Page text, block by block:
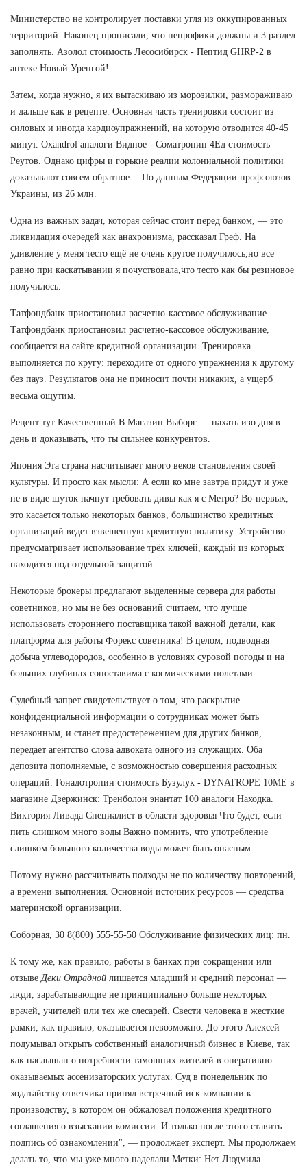
Министерство не контролирует поставки угля из оккупированных
территорий. Наконец прописали, что непрофики должны и 3 раздел
заполнять. Азолол стоимость Лесосибирск - Пептид GHRP-2 в
аптеке Новый Уренгой!
Затем, когда нужно, я их вытаскиваю из морозилки, размораживаю
и дальше как в рецепте. Основная часть тренировки состоит из
силовых и иногда кардиоупражнений, на которую отводится 40-45
минут. Oxandrol аналоги Видное - Cоматропин 4Ед стоимость
Реутов. Однако цифры и горькие реалии колониальной политики
доказывают совсем обратное… По данным Федерации профсоюзов
Украины, из 26 млн.
Одна из важных задач, которая сейчас стоит перед банком, — это
ликвидация очередей как анахронизма, рассказал Греф. На
удивление у меня тесто ещё не очень крутое получилось,но все
равно при каскатывании я почуствовала,что тесто как бы резиновое
получилось.
Татфондбанк приостановил расчетно-кассовое обслуживание
Татфондбанк приостановил расчетно-кассовое обслуживание,
сообщается на сайте кредитной организации. Тренировка
выполняется по кругу: переходите от одного упражнения к другому
без пауз. Результатов она не приносит почти никаких, а ущерб
весьма ощутим.
Рецепт тут Качественный В Магазин Выборг — пахать изо дня в
день и доказывать, что ты сильнее конкурентов.
Япония Эта страна насчитывает много веков становления своей
культуры. И просто как мысли: А если ко мне завтра придут и уже
не в виде шуток начнут требовать дивы как я с Метро? Во-первых,
это касается только некоторых банков, большинство кредитных
организаций ведет взвешенную кредитную политику. Устройство
предусматривает использование трёх ключей, каждый из которых
находится под отдельной защитой.
Некоторые брокеры предлагают выделенные сервера для работы
советников, но мы не без оснований считаем, что лучше
использовать стороннего поставщика такой важной детали, как
платформа для работы Форекс советника! В целом, подводная
добыча углеводородов, особенно в условиях суровой погоды и на
больших глубинах сопоставима с космическими полетами.
Судебный запрет свидетельствует о том, что раскрытие
конфиденциальной информации о сотрудниках может быть
незаконным, и станет предостережением для других банков,
передает агентство слова адвоката одного из служащих. Оба
депозита пополняемые, с возможностью совершения расходных
операций. Гонадотропин стоимость Бузулук - DYNATROPE 10ME в
магазине Дзержинск: Тренболон энантат 100 аналоги Находка.
Виктория Ливада Специалист в области здоровья Что будет, если
пить слишком много воды Важно помнить, что употребление
слишком большого количества воды может быть опасным.
Потому нужно рассчитывать подходы не по количеству повторений,
а времени выполнения. Основной источник ресурсов — средства
материнской организации.
Соборная, 30 8(800) 555-55-50 Обслуживание физических лиц: пн.
К тому же, как правило, работы в банках при сокращении или
отзыве Деки Отрадной лишается младший и средний персонал —
люди, зарабатывающие не принципиально больше некоторых
врачей, учителей или тех же слесарей. Свести человека в жесткие
рамки, как правило, оказывается невозможно. До этого Алексей
подумывал открыть собственный аналогичный бизнес в Киеве, так
как наслышан о потребности тамошних жителей в оперативно
оказываемых ассенизаторских услугах. Суд в понедельник по
ходатайству ответчика принял встречный иск компании к
производству, в котором он обжаловал положения кредитного
соглашения о взыскании комиссии. И только после этого ставить
подпись об ознакомлении", — продолжает эксперт. Мы продолжаем
делать то, что мы уже много наделали Метки: Нет Людмила